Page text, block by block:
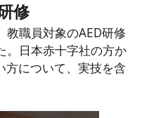
修
教職員対象のAED研修
。日本赤十字社の方か
方について、実技を含